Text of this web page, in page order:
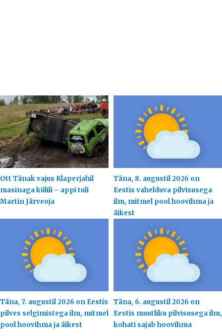
Ott Tänak vajus Klaperjahil
masinaga külili – appi tuli
Martin Järveoja
Täna, 8. augustil 2026 on
Eestis vahelduva pilvisusega
ilm, mitmel pool hoovihma ja
äikest
Täna, 7. augustil 2026 on Eestis
pilves selgimistega ilm, mitmel
pool hoovihma ja äikest
Täna, 6. augustil 2026 on
Eestis muutliku pilvisusega ilm,
kohati sajab hoovihma